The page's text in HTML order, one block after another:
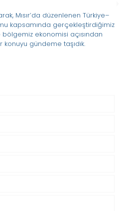
Mısır’da düzenlenen Türkiye–
kapsamında gerçekleştirdiğimiz
ekonomisi açısından
gündeme taşıdık.